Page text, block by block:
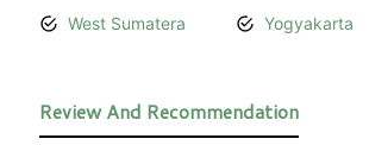
West Sumatera
Yogyakarta
Review And Recommendation